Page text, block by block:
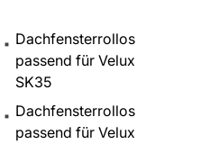
Dachfensterrollos
passend für Velux
SK35
Dachfensterrollos
passend für Velux